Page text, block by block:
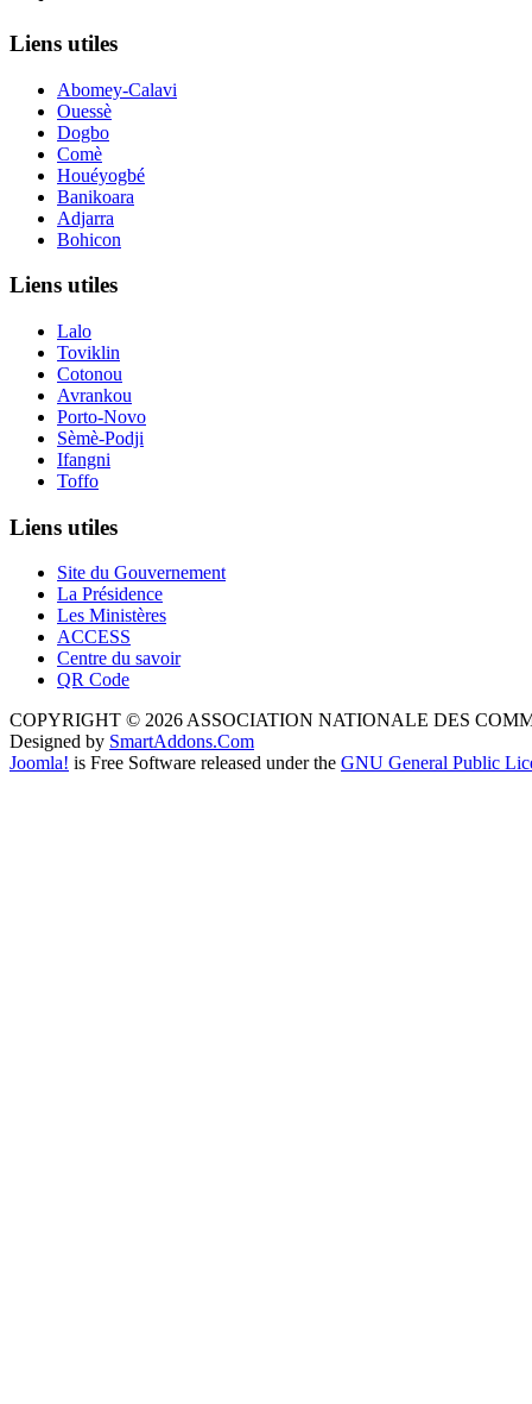
Liens utiles
Abomey-Calavi
Ouessè
Dogbo
Comè
Houéyogbé
Banikoara
Adjarra
Bohicon
Liens utiles
Lalo
Toviklin
Cotonou
Avrankou
Porto-Novo
Sèmè-Podji
Ifangni
Toffo
Liens utiles
Site du Gouvernement
La Présidence
Les Ministères
ACCESS
Centre du savoir
QR Code
COPYRIGHT © 2026 ASSOCIATION NATIONALE DES
Designed by SmartAddons.Com
Joomla! is Free Software released under the GNU General Public